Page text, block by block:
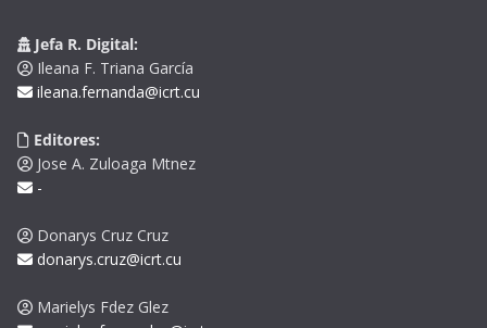
Jefa R. Digital:
Ileana F. Triana García
ileana.fernanda@icrt.cu
Editores:
Jose A. Zuloaga Mtnez
-
Donarys Cruz Cruz
donarys.cruz@icrt.cu
Marielys Fdez Glez